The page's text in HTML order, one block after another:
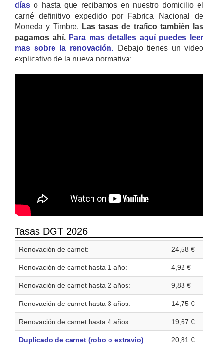
días o hasta que recibamos en nuestro domicilio el
carné definitivo expedido por Fabrica Nacional de
Moneda y Timbre. Las tasas de trafico también las
pagamos ahí. Para mas detalles aquí puedes leer
mas sobre la renovación. Debajo tienes un video
explicativo de la nueva normativa:
Tasas DGT 2026
Renovación de carnet: 24,58 €
Renovación de carnet hasta 1 año: 4,92 €
Renovación de carnet hasta 2 años: 9,83 €
Renovación de carnet hasta 3 años: 14,75 €
Renovación de carnet hasta 4 años: 19,67 €
Duplicado de carnet (robo o extravio): 20,81 €